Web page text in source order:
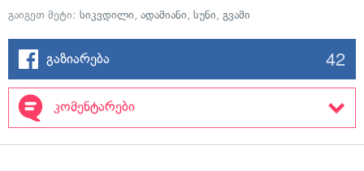
გაიგეთ მეტი: სიკვდილი, ადამიანი, სუნი, გვამი
გაზიარება 42
კომენტარები